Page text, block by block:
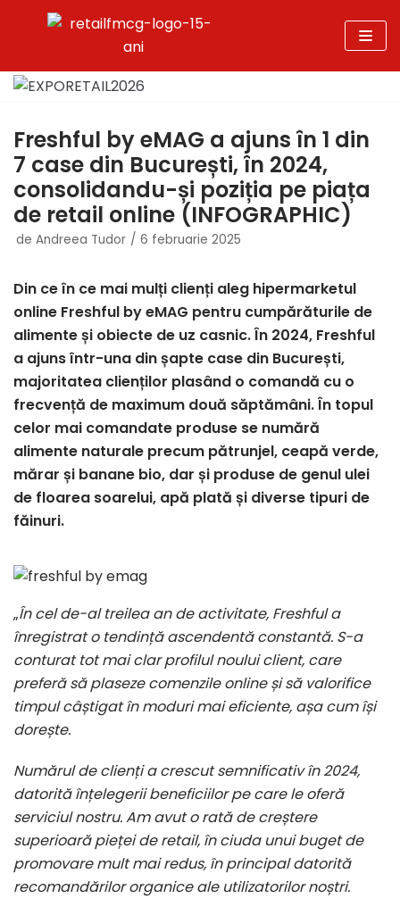
la
conținut
Freshful by eMAG a ajuns în 1 din
7 case din București, în 2024,
consolidandu-și poziția pe piața
de retail online (INFOGRAPHIC)
de Andreea Tudor 6 februarie 2025
Din ce în ce mai mulți clienți aleg hipermarketul
online Freshful by eMAG pentru cumpărăturile de
alimente și obiecte de uz casnic. În 2024, Freshful
a ajuns într-una din șapte case din București,
majoritatea clienților plasând o comandă cu o
frecvență de maximum două săptămâni. În topul
celor mai comandate produse se numără
alimente naturale precum pătrunjel, ceapă verde,
mărar și banane bio, dar și produse de genul ulei
de floarea soarelui, apă plată și diverse tipuri de
făinuri.
„În cel de-al treilea an de activitate, Freshful a
înregistrat o tendință ascendentă constantă. S-a
conturat tot mai clar profilul noului client, care
preferă să plaseze comenzile online și să valorifice
timpul câștigat în moduri mai eficiente, așa cum își
dorește.
Numărul de clienți a crescut semnificativ în 2024,
datorită înțelegerii beneficiilor pe care le oferă
serviciul nostru. Am avut o rată de creștere
superioară pieței de retail, în ciuda unui buget de
promovare mult mai redus, în principal datorită
recomandărilor organice ale utilizatorilor noștri.